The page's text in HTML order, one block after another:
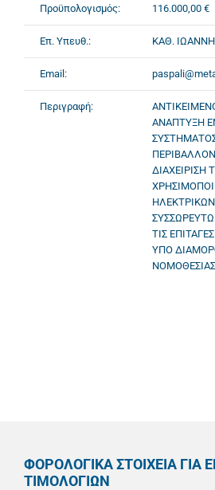
Προϋπολογισμός: 116.000,00 €
Επ. Υπευθ.: ΚΑΘ.
Email:
Περιγραφή:
ΑΝΑΠΤΥΞΗ
ΔΙΑΧΕΙΡΙΣΗ
ΤΙΣ
ΥΠΟ
ΝΟΜΟΘΕΣΙΑΣ
ΦΟΡΟΛΟΓΙΚΑ ΣΤΟΙΧΕΙΑ ΓΙΑ
ΤΙΜΟΛΟΓΙΩΝ